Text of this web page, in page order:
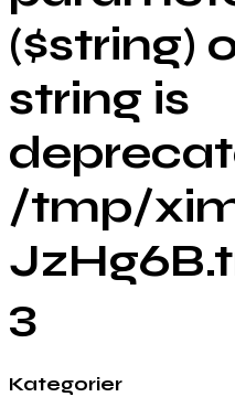
($string)
string is
/tmp/
3
Kategorier